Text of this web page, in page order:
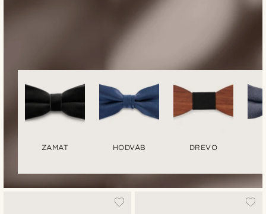
ZAMAT HODVÁB DREVO